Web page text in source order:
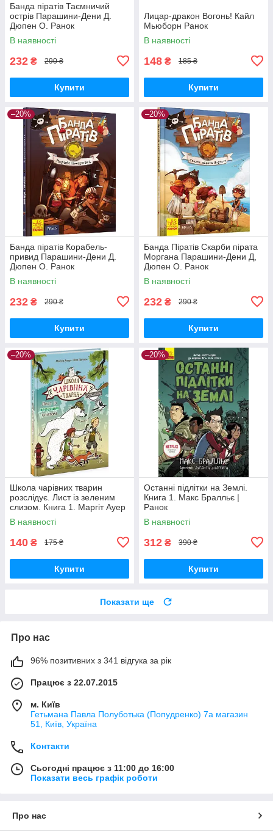
Банда піратів Таємничий
острів Парашини-Дени Д.
Дюпен О. Ранок
В наявності
232 ₴ 290 ₴
Купити
Лицар-дракон Вогонь! Кайл
Мьюборн Ранок
В наявності
148 ₴ 185 ₴
Купити
–20%
Банда піратів Корабель-
привид Парашини-Дени Д.
Дюпен О. Ранок
В наявності
232 ₴ 290 ₴
Купити
–20%
Банда Піратів Скарби пірата
Моргана Парашини-Дени Д,
Дюпен О. Ранок
В наявності
232 ₴ 290 ₴
Купити
–20%
Школа чарівних тварин
розслідує. Лист із зеленим
слизом. Книга 1. Маргіт Ауер
Ранок
В наявності
140 ₴ 175 ₴
Купити
–20%
Останні підлітки на Землі.
Книга 1. Макс Бралльє |
Ранок
В наявності
312 ₴ 390 ₴
Купити
Показати ще
Про нас
96% позитивних з 341 відгука за рік
Працює з 22.07.2015
м. Київ
Гетьмана Павла Полуботька (Попудренко) 7а магазин
51, Київ, Україна
Контакти
Сьогодні працює з 11:00 до 16:00
Показати весь графік роботи
Про нас